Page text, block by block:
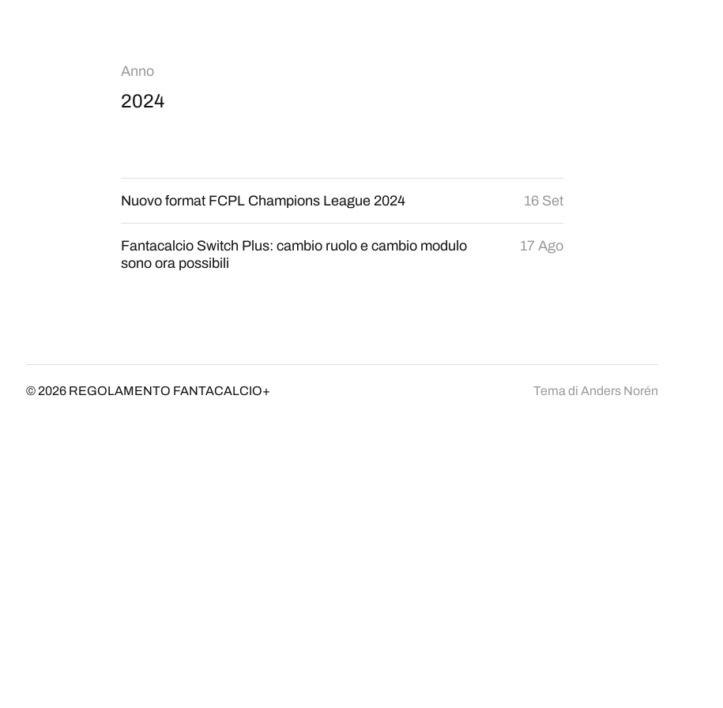
Anno
2024
Nuovo format FCPL Champions League 2024 16 Set
Fantacalcio Switch Plus: cambio ruolo e cambio modulo
sono ora possibili
17 Ago
© 2026 REGOLAMENTO FANTACALCIO+ Tema di Anders Norén